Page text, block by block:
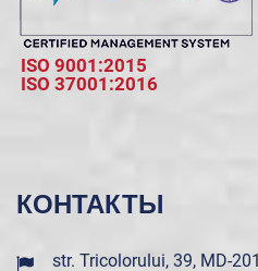
ISO 9001:2015
ISO 37001:2016
КОНТАКТЫ
str. Tricolorului, 39, MD-